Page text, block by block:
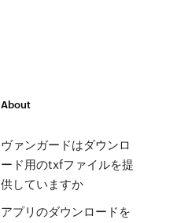
About
ヴァンガードはダウンロ
ード用のtxfファイルを提
供していますか
アプリのダウンロードを